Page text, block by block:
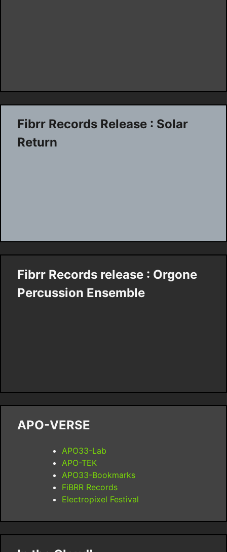
Fibrr Records Release : Solar
Return
Fibrr Records release : Orgone
Percussion Ensemble
APO-VERSE
APO33-Lab
APO-TEK
APO33-Bookmarks
FiBRR Records
Electropixel Festival